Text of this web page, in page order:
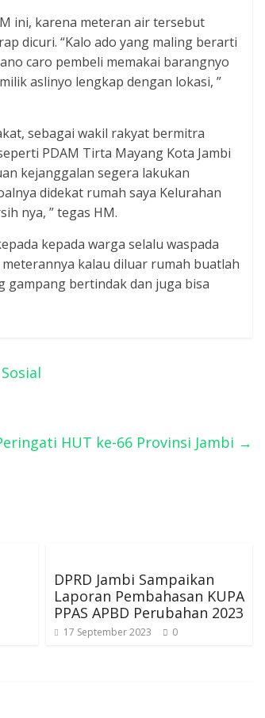
ini, karena meteran air tersebut
dicuri. “Kalo ado yang maling berarti
caro pembeli memakai barangnyo
aslinyo lengkap dengan lokasi, ”
sebagai wakil rakyat bermitra
PDAM Tirta Mayang Kota Jambi
kejanggalan segera lakukan
didekat rumah saya Kelurahan
nya, ” tegas HM.
kepada warga selalu waspada
kalau diluar rumah buatlah
gampang bertindak dan juga bisa
HUT ke-66 Provinsi Jambi →
DPRD Jambi Sampaikan
Laporan Pembahasan KUPA
PPAS APBD Perubahan 2023
17 September 2023 0